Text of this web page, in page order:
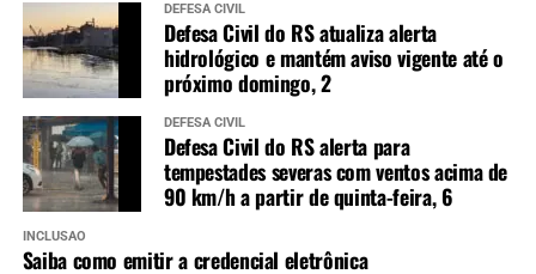
DEFESA CIVIL
Defesa Civil do RS atualiza alerta
hidrológico e mantém aviso vigente até o
próximo domingo, 2
DEFESA CIVIL
Defesa Civil do RS alerta para
tempestades severas com ventos acima de
90 km/h a partir de quinta-feira, 6
INCLUSÃO
Saiba como emitir a credencial eletrônica